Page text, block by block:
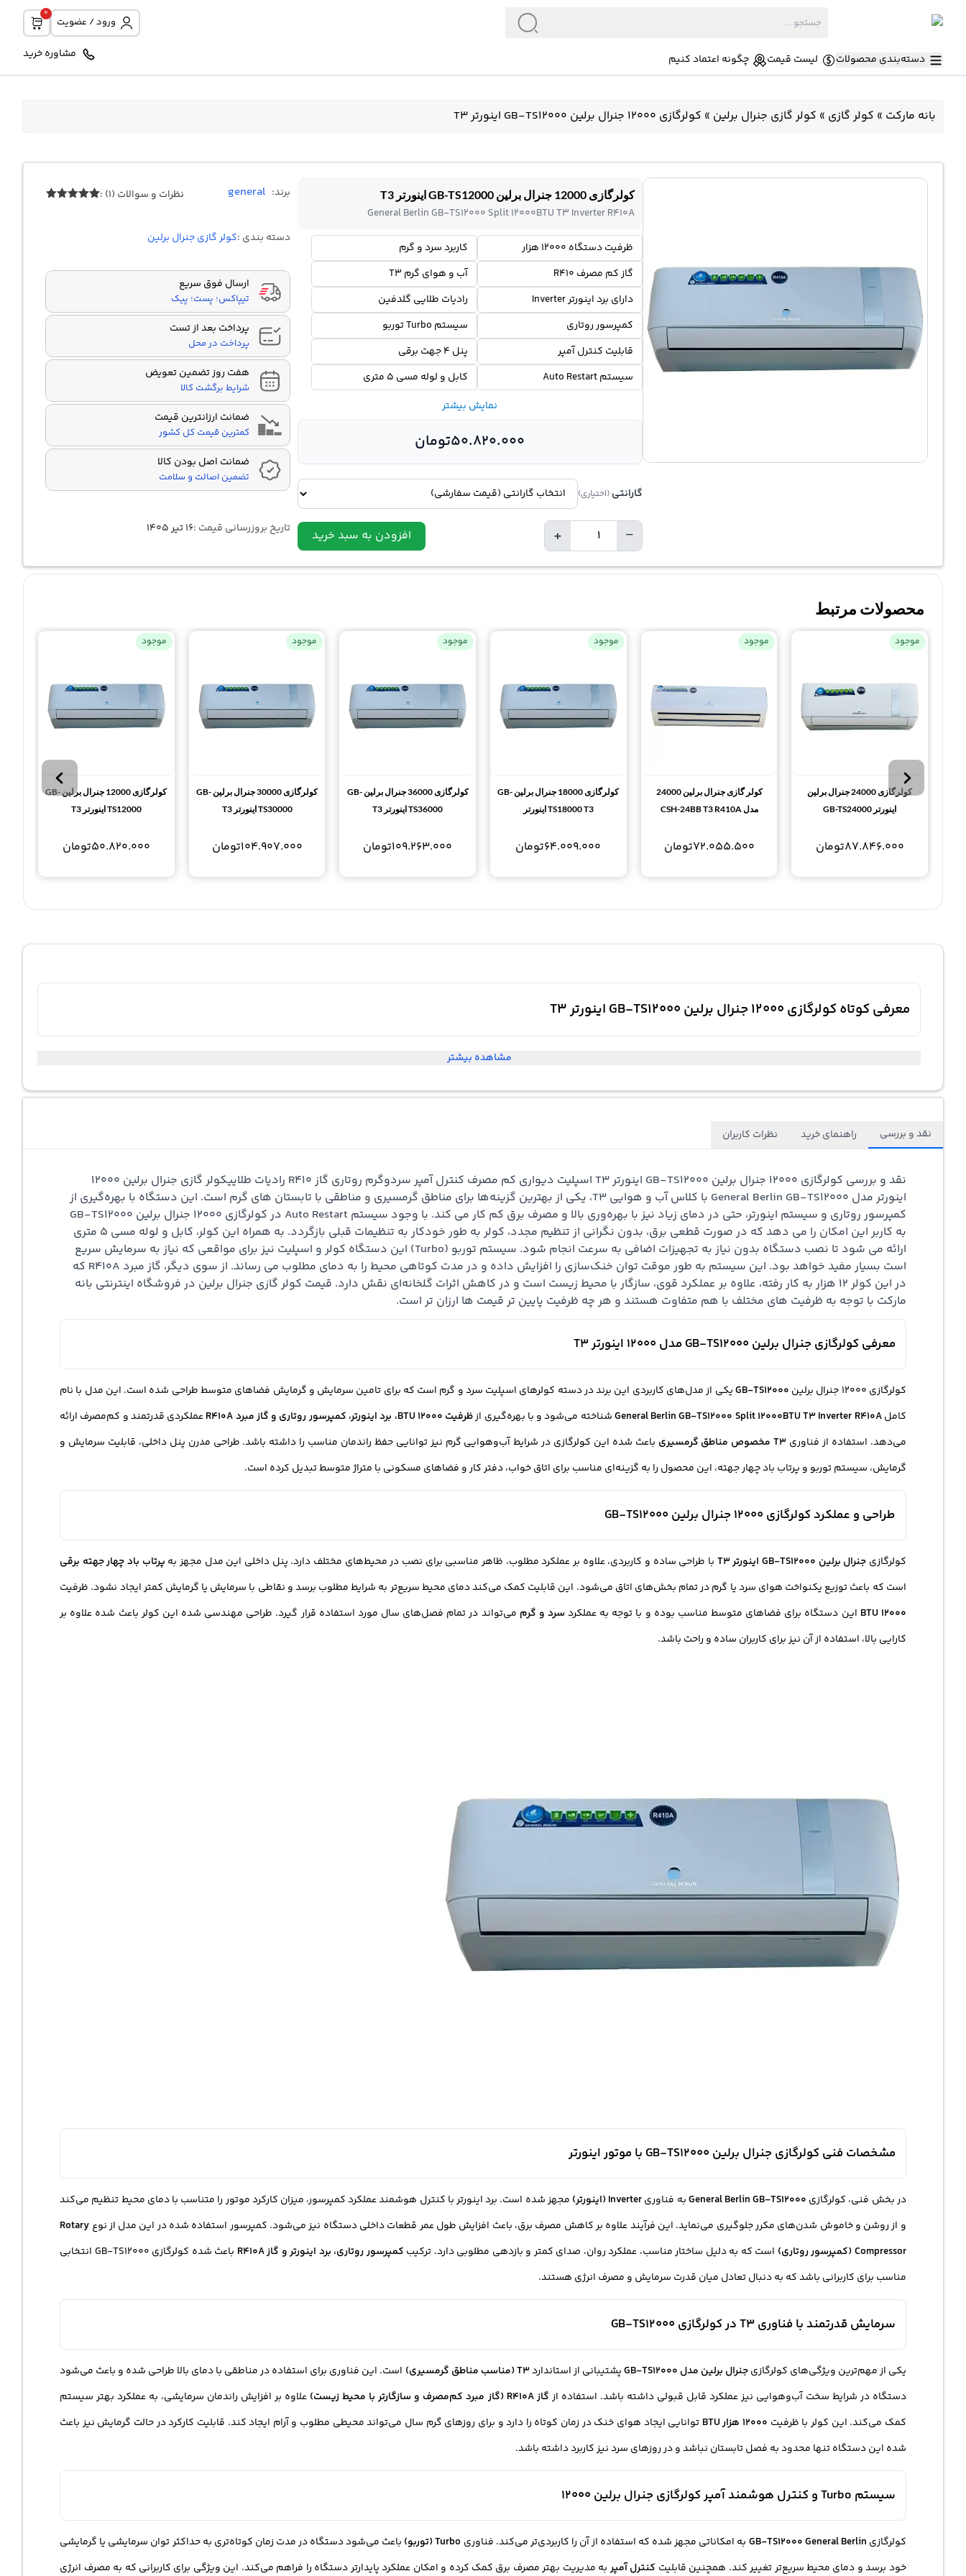
ورود / عضویت
0
دسته‌بندی محصولات لیست قیمت چگونه اعتماد کنیم مشاوره خرید
بانه مارکت » کولر گازی » کولر گازی جنرال برلین » کولرگازی 12000 جنرال برلین GB-TS12000 اینورتر T3
کولرگازی 12000 جنرال برلین GB-TS12000 اینورتر T3
General Berlin GB-TS12000 Split 12000BTU T3 Inverter R410A
ظرفیت دستگاه 12000 هزار
کاربرد سرد و گرم
گاز کم مصرف R410
آب و هوای گرم T3
دارای برد اینورتر Inverter
رادیات طلایی گلدفین
کمپرسور روتاری
سیستم Turbo توربو
قابلیت کنترل آمپر
پنل 4 جهت برقی
سیستم Auto Restart
کابل و لوله مسی 5 متری
نمایش بیشتر
50.820.000تومان
گارانتی (اختیاری)
−
تعداد + افزودن به سبد خرید
برند: general نظرات و سوالات (1) :
دسته بندی :کولر گازی جنرال برلین
ارسال فوق سریع
تیپاکس؛ پست؛ پیک
پرداخت بعد از تست
پرداخت در محل
هفت روز تضمین تعویض
شرایط برگشت کالا
ضمانت ارزانترین قیمت
کمترین قیمت کل کشور
ضمانت اصل بودن کالا
تضمین اصالت و سلامت
تاریخ بروزرسانی قیمت :۱۶ تیر ۱۴۰۵
محصولات مرتبط
موجود
کولرگازی 24000 جنرال برلین
اینورتر GB-TS24000
87.846.000تومان
موجود
کولر گازی جنرال برلین 24000
مدل CSH-24BB T3 R410A
72.055.500تومان
موجود
کولرگازی 18000 جنرال برلین GB-
TS18000 T3 اینورتر
64.009.000تومان
موجود
کولرگازی 36000 جنرال برلین GB-
TS36000 اینورتر T3
109.263.000تومان
موجود
کولرگازی 30000 جنرال برلین GB-
TS30000 اینورتر T3
104.907.000تومان
موجود
کولرگازی 12000 جنرال برلین GB-
TS12000 اینورتر T3
50.820.000تومان
معرفی کوتاه کولرگازی 12000 جنرال برلین GB-TS12000 اینورتر T3
مشاهده بیشتر
نقد و بررسی راهنمای خرید نظرات کاربران
نقد و بررسی کولرگازی 12000 جنرال برلین GB-TS12000 اینورتر T3 اسپلیت دیواری کم مصرف کنترل آمپر سردوگرم روتاری گاز R410 رادیات طلایی کولر گازی جنرال برلین 12000
اینورتر مدل General Berlin GB-TS12000 با کلاس آب و هوایی T3، یکی از بهترین گزینه‌ها برای مناطق گرمسیری و مناطقی با تابستان‌ های گرم است. این دستگاه با بهره‌گیری از
کمپرسور روتاری و سیستم اینورتر، حتی در دمای زیاد نیز با بهره‌وری بالا و مصرف برق کم کار می‌ کند. با وجود سیستم Auto Restart در کولرگازی ۱۲۰۰۰ جنرال برلین GB-TS12000
به کاربر این امکان را می‌ دهد که در صورت قطعی برق، بدون نگرانی از تنظیم مجدد، کولر به طور خودکار به تنظیمات قبلی بازگردد. به همراه این کولر، کابل و لوله مسی
5 متری
ارائه می‌ شود تا نصب دستگاه بدون نیاز به تجهیزات اضافی به سرعت انجام شود. سیستم توربو (Turbo) این دستگاه کولر و اسپلیت نیز برای مواقعی که نیاز به سرمایش سریع
است بسیار مفید خواهد بود. این سیستم به طور موقت توان خنک‌سازی را افزایش داده و در مدت کوتاهی محیط را به دمای مطلوب می‌ رساند. از سوی دیگر، گاز مبرد R410A که
در این کولر 12 هزار به کار رفته، علاوه بر عملکرد قوی، سازگار با محیط زیست است و در کاهش اثرات گلخانه‌ای نقش دارد.
قیمت کولر گازی جنرال برلین در فروشگاه اینترنتی بانه
مارکت با توجه به ظرفیت های مختلف با هم متفاوت هستند و هر چه ظرفیت پایین تر قیمت ها ارزان تر است.
معرفی کولرگازی جنرال برلین GB-TS12000 مدل 12000 اینورتر T3
کولرگازی 12000 جنرال برلین GB-TS12000یکی از مدل‌های کاربردی این برند در دسته کولرهای اسپلیت سرد و گرم است که برای تامین سرمایش و گرمایش فضاهای متوسط طراحی شده است. این مدل با نام
کاملGeneral Berlin GB-TS12000 Split 12000BTU T3 Inverter R410Aشناخته می‌شود و با بهره‌گیری ازظرفیت 12000 BTU، برد اینورتر، کمپرسور روتاری و گاز مبرد R410A
عملکردی قدرتمند و کم‌مصرف ارائه
می‌دهد. استفاده از فناوری T3 مخصوص مناطق گرمسیری
باعث شده این کولرگازی در شرایط آب‌وهوایی گرم نیز توانایی حفظ راندمان مناسب را داشته باشد. طراحی مدرن پنل داخلی، قابلیت سرمایش و
گرمایش، سیستم توربو و پرتاب باد چهار جهته، این محصول را به گزینه‌ای مناسب برای اتاق خواب، دفتر کار و فضاهای مسکونی با متراژ متوسط تبدیل کرده است.
طراحی و عملکرد کولرگازی 12000 جنرال برلین GB-TS12000
کولرگازی جنرال برلین GB-TS12000 اینورتر T3 با طراحی ساده و کاربردی، علاوه بر عملکرد مطلوب، ظاهر مناسبی برای نصب در محیط‌های مختلف دارد. پنل داخلی این مدل مجهز به پرتاب باد چهار جهته برقی
است که باعث توزیع یکنواخت هوای سرد یا گرم در تمام بخش‌های اتاق می‌شود. این قابلیت کمک می‌کند دمای محیط سریع‌تر به شرایط مطلوب برسد و نقاطی با سرمایش یا گرمایش کمتر ایجاد نشود. ظرفیت
12000 BTU
این دستگاه برای فضاهای متوسط مناسب بوده و با توجه به عملکرد سرد و گرم می‌تواند در تمام فصل‌های سال مورد استفاده قرار گیرد. طراحی مهندسی شده این کولر باعث شده علاوه بر
کارایی بالا، استفاده از آن نیز برای کاربران ساده و راحت باشد.
مشخصات فنی کولرگازی جنرال برلین GB-TS12000 با موتور اینورتر
در بخش فنی، کولرگازی General Berlin GB-TS12000به فناوریInverter (اینورتر)
مجهز شده است. برد اینورتر با کنترل هوشمند عملکرد کمپرسور، میزان کارکرد موتور را متناسب با دمای محیط تنظیم می‌کند
و از روشن و خاموش شدن‌های مکرر جلوگیری می‌نماید. این فرآیند علاوه بر کاهش مصرف برق، باعث افزایش طول عمر قطعات داخلی دستگاه نیز می‌شود. کمپرسور استفاده شده در این مدل از نوع Rotary
Compressor (کمپرسور روتاری)
است که به دلیل ساختار مناسب، عملکرد روان، صدای کمتر و بازدهی مطلوبی دارد. ترکیب کمپرسور روتاری، برد اینورتر و گاز R410A
باعث شده کولرگازی GB-TS12000 انتخابی
مناسب برای کاربرانی باشد که به دنبال تعادل میان قدرت سرمایش و مصرف انرژی هستند.
سرمایش قدرتمند با فناوری T3 در کولرگازی GB-TS12000
یکی از مهم‌ترین ویژگی‌های کولرگازیجنرال برلین مدل GB-TS12000 پشتیبانی از استانداردT3 (مناسب مناطق گرمسیری)
است. این فناوری برای استفاده در مناطقی با دمای بالا طراحی شده و باعث می‌شود
دستگاه در شرایط سخت آب‌وهوایی نیز عملکرد قابل قبولی داشته باشد. استفاده ازگاز R410A (گاز مبرد کم‌مصرف و سازگارتر با محیط زیست)
علاوه بر افزایش راندمان سرمایشی، به عملکرد بهتر سیستم
کمک می‌کند. این کولر با ظرفیت 12000 هزار BTU
توانایی ایجاد هوای خنک در زمان کوتاه را دارد و برای روزهای گرم سال می‌تواند محیطی مطلوب و آرام ایجاد کند. قابلیت کارکرد در حالت گرمایش نیز باعث
شده این دستگاه تنها محدود به فصل تابستان نباشد و در روزهای سرد نیز کاربرد داشته باشد.
سیستم Turbo و کنترل هوشمند آمپر کولرگازی جنرال برلین 12000
کولرگازی GB-TS12000 General Berlin به امکاناتی مجهز شده که استفاده از آن را کاربردی‌تر می‌کند. فناوری Turbo (توربو)
باعث می‌شود دستگاه در مدت زمان کوتاه‌تری به حداکثر توان سرمایشی یا گرمایشی
خود برسد و دمای محیط سریع‌تر تغییر کند. همچنین قابلیت کنترل آمپربه مدیریت بهتر مصرف برق کمک کرده و امکان عملکرد پایدارتر دستگاه را فراهم می‌کند. این ویژگی برای کاربرانی که به مصرف انرژی